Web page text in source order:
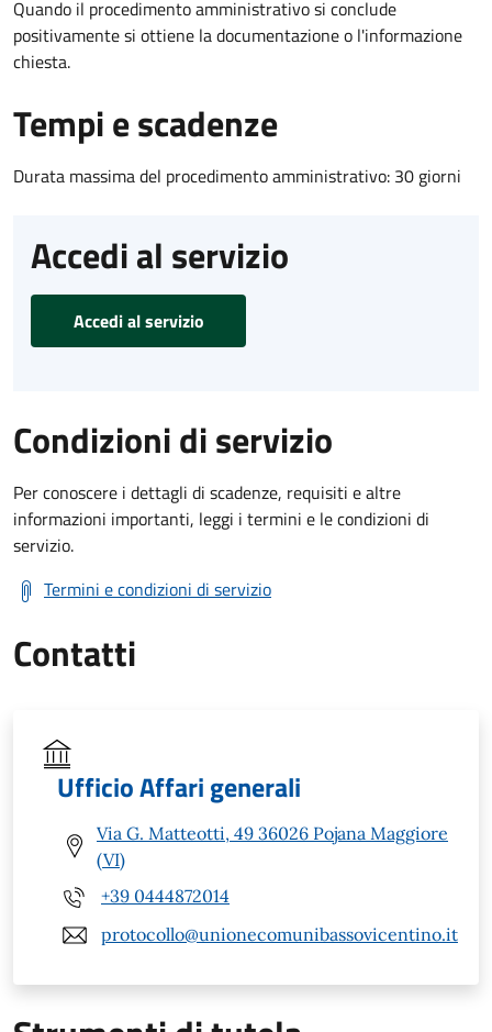
Quando il procedimento amministrativo si conclude
positivamente si ottiene la documentazione o l'informazione
chiesta.
Tempi e scadenze
Durata massima del procedimento amministrativo: 30 giorni
Accedi al servizio
Accedi al servizio
Condizioni di servizio
Per conoscere i dettagli di scadenze, requisiti e altre
informazioni importanti, leggi i termini e le condizioni di
servizio.
Termini e condizioni di servizio
Contatti
Ufficio Affari generali
Via G. Matteotti, 49 36026 Pojana Maggiore
(VI)
+39 0444872014
protocollo@unionecomunibassovicentino.it